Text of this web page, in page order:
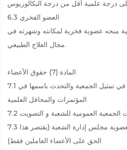
6.3 العضو الفخري
منحه عضوية فخرية لمكانته وشهرته في
مجال العلاج الطبيعي.
المادة (7) حقوق الأعضاء
7.1 الاستفادة بمزايا العضوية في تمثيل الجمعية والتحدث باسمها في
المؤتمرات والمحافل العلمية
الجمعية العمومية للشعبة و التصويت
7.3 حق الترشيح و الانتخاب لعضوية مجلس إدارة الشعبة (يقتصر هذا
الحق على الأعضاء العاملين فقط)